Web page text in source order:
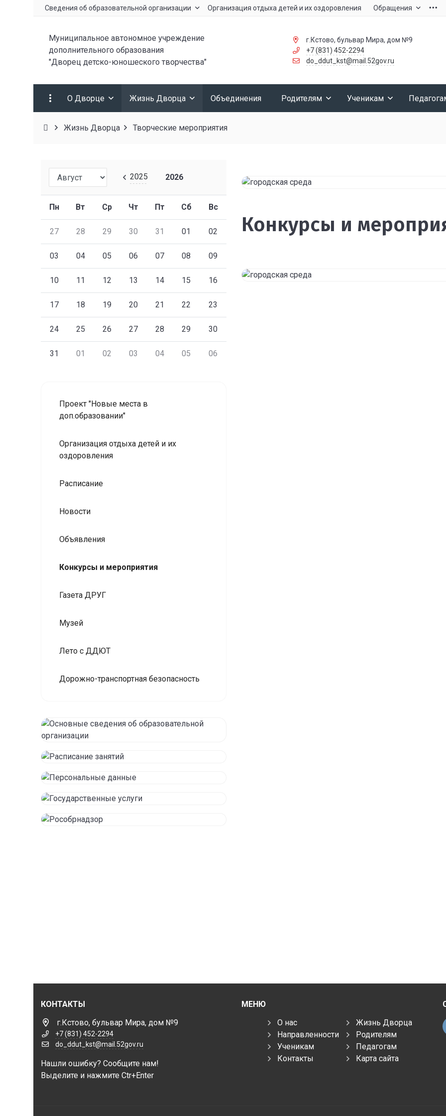
Сведения об образовательной организации Организация отдыха детей и их оздоровления Обращения
Муниципальное автономное учреждение
дополнительного образования
"Дворец детско-юношеского творчества"
г.Кстово, бульвар Мира, дом №9
+7 (831) 452-2294
do_ddut_kst@mail.52gov.ru
О Дворце Жизнь Дворца Объединения Родителям Ученикам
Жизнь Дворца Творческие мероприятия
2025 2026
Пн Вт Ср Чт Пт Сб Вс
27 28 29 30 31 01 02
03 04 05 06 07 08 09
10 11 12 13 14 15 16
17 18 19 20 21 22 23
24 25 26 27 28 29 30
31 01 02 03 04 05 06
Проект "Новые места в
доп.образовании"
Организация отдыха детей и их
оздоровления
Расписание
Новости
Объявления
Конкурсы и мероприятия
Газета ДРУГ
Музей
Лето с ДДЮТ
Дорожно-транспортная безопасность
Конкурсы и
КОНТАКТЫ
г.Кстово, бульвар Мира, дом №9
+7 (831) 452-2294
do_ddut_kst@mail.52gov.ru
Нашли ошибку? Сообщите нам!
Выделите и нажмите Ctr+Enter
МЕНЮ
О нас
Жизнь Дворца
Направленности
Родителям
Ученикам
Педагогам
Контакты
Карта сайта